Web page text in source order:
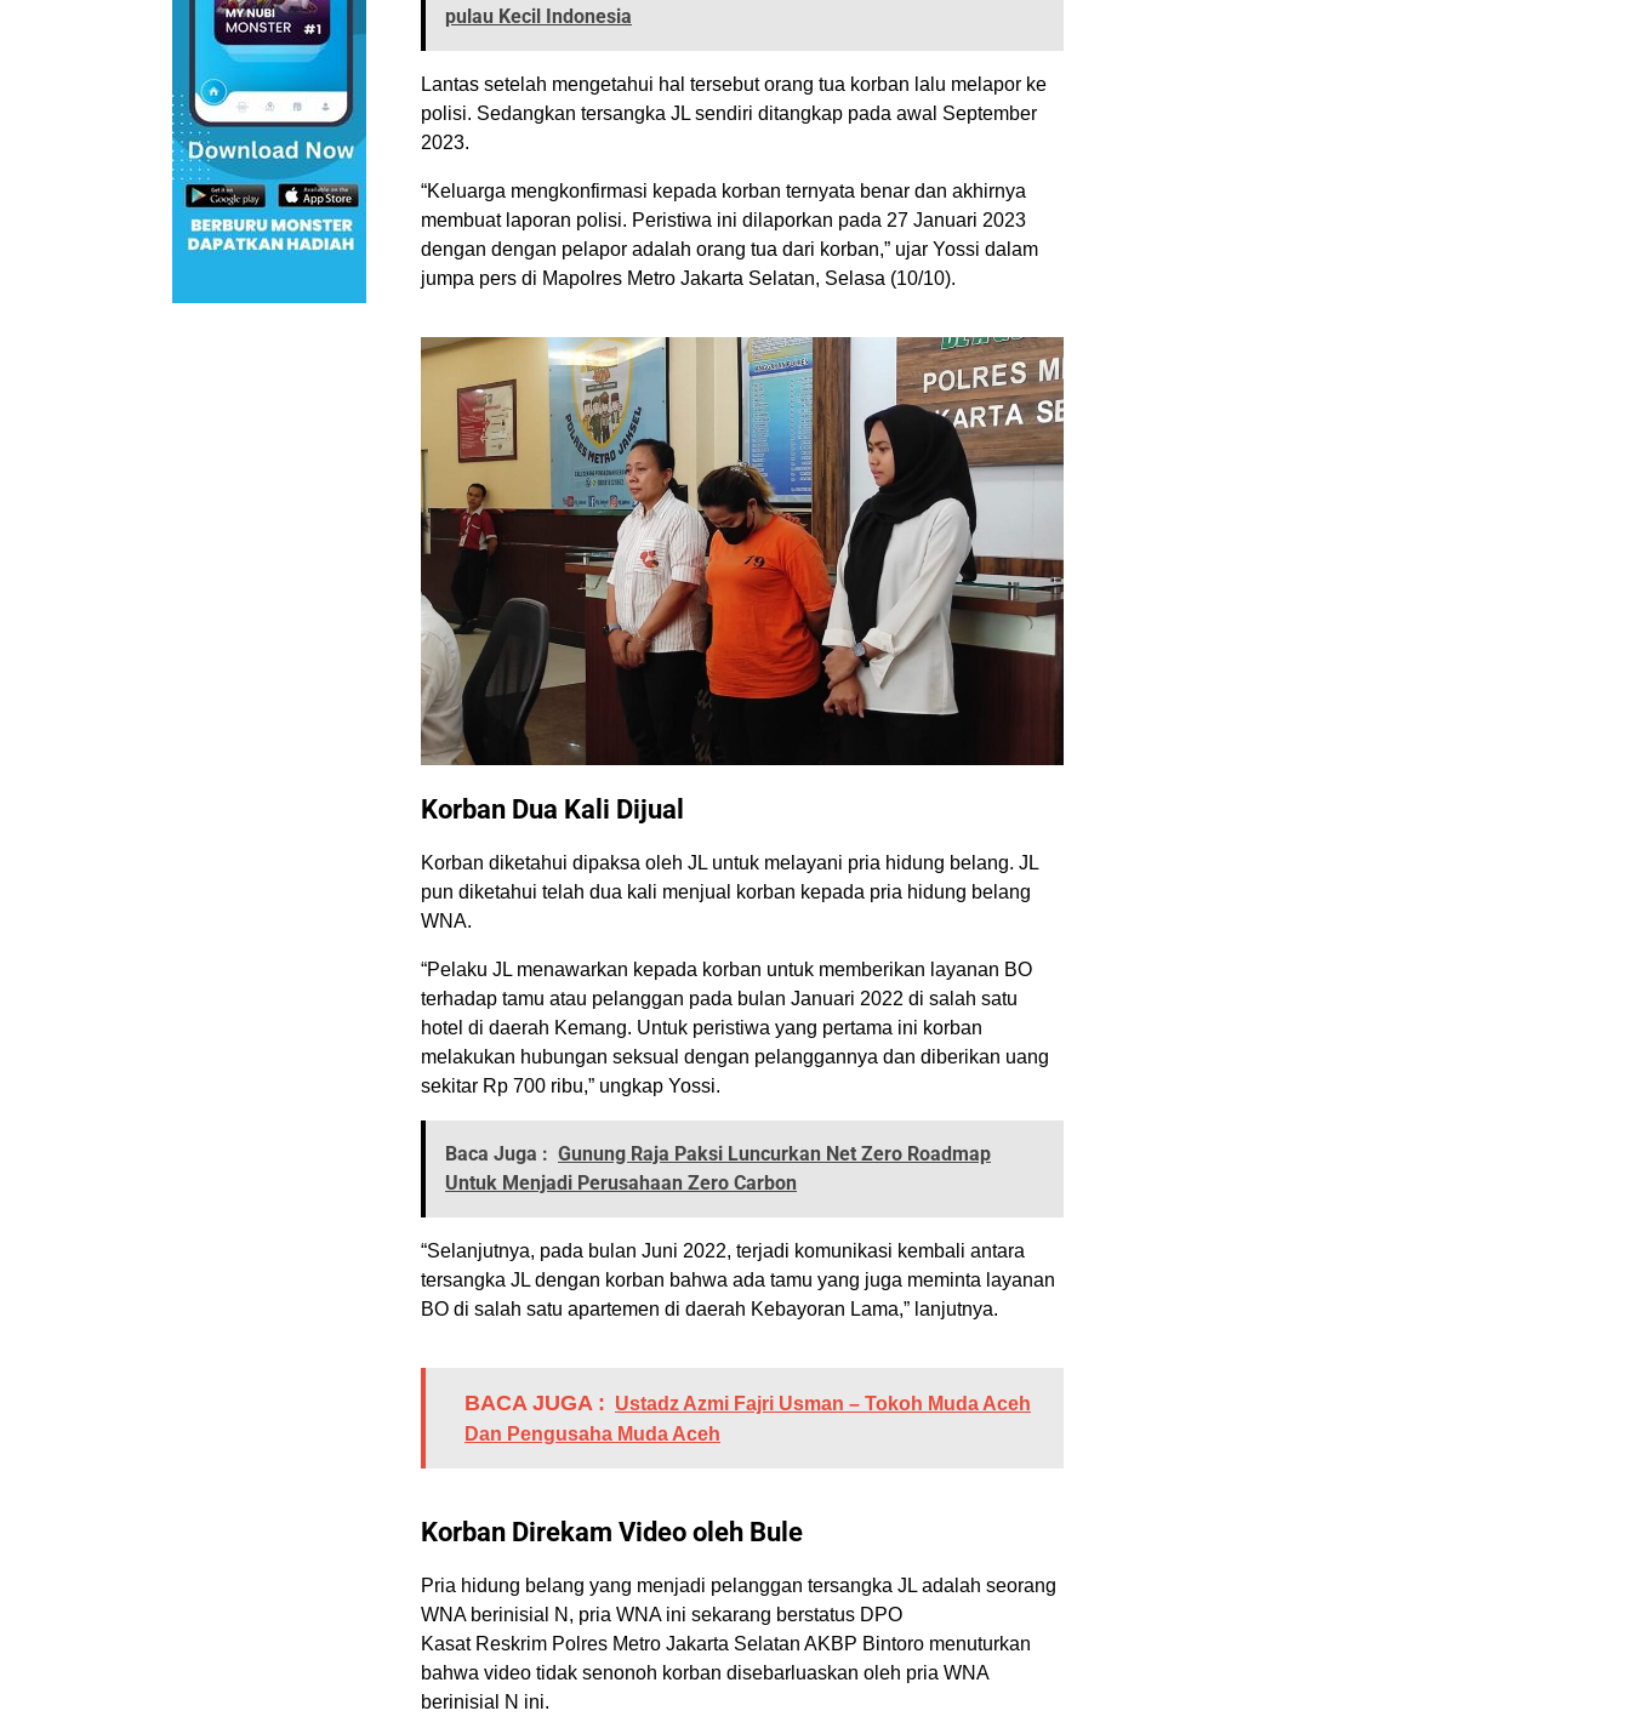
pulau Kecil Indonesia
Lantas setelah mengetahui hal tersebut orang tua korban lalu melapor ke
polisi. Sedangkan tersangka JL sendiri ditangkap pada awal September
2023.
“Keluarga mengkonfirmasi kepada korban ternyata benar dan akhirnya
membuat laporan polisi. Peristiwa ini dilaporkan pada 27 Januari 2023
dengan dengan pelapor adalah orang tua dari korban,” ujar Yossi dalam
jumpa pers di Mapolres Metro Jakarta Selatan, Selasa (10/10).
Korban Dua Kali Dijual
Korban diketahui dipaksa oleh JL untuk melayani pria hidung belang. JL
pun diketahui telah dua kali menjual korban kepada pria hidung belang
WNA.
“Pelaku JL menawarkan kepada korban untuk memberikan layanan BO
terhadap tamu atau pelanggan pada bulan Januari 2022 di salah satu
hotel di daerah Kemang. Untuk peristiwa yang pertama ini korban
melakukan hubungan seksual dengan pelanggannya dan diberikan uang
sekitar Rp 700 ribu,” ungkap Yossi.
Baca Juga : Gunung Raja Paksi Luncurkan Net Zero Roadmap
Untuk Menjadi Perusahaan Zero Carbon
“Selanjutnya, pada bulan Juni 2022, terjadi komunikasi kembali antara
tersangka JL dengan korban bahwa ada tamu yang juga meminta layanan
BO di salah satu apartemen di daerah Kebayoran Lama,” lanjutnya.
BACA JUGA : Ustadz Azmi Fajri Usman – Tokoh Muda Aceh
Dan Pengusaha Muda Aceh
Korban Direkam Video oleh Bule
Pria hidung belang yang menjadi pelanggan tersangka JL adalah seorang
WNA berinisial N, pria WNA ini sekarang berstatus DPO
Kasat Reskrim Polres Metro Jakarta Selatan AKBP Bintoro menuturkan
bahwa video tidak senonoh korban disebarluaskan oleh pria WNA
berinisial N ini.